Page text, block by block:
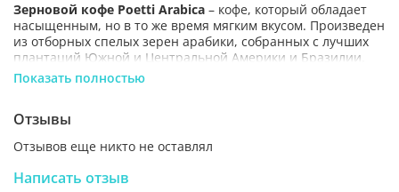
Зерновой кофе Poetti Arabica – кофе, который обладает
насыщенным, но в то же время мягким вкусом. Произведен
из отборных спелых зерен арабики, собранных с лучших
плантаций Южной и Центральной Америки и Бразилии.
Плотный и герметично запаянный вакуумный пакет
аналогом знаменитого Paulig Arabica.
Вкусовые особенности: насыщенный бархатистый
Показать полностью
Отзывы
Отзывов еще никто не оставлял
Написать отзыв